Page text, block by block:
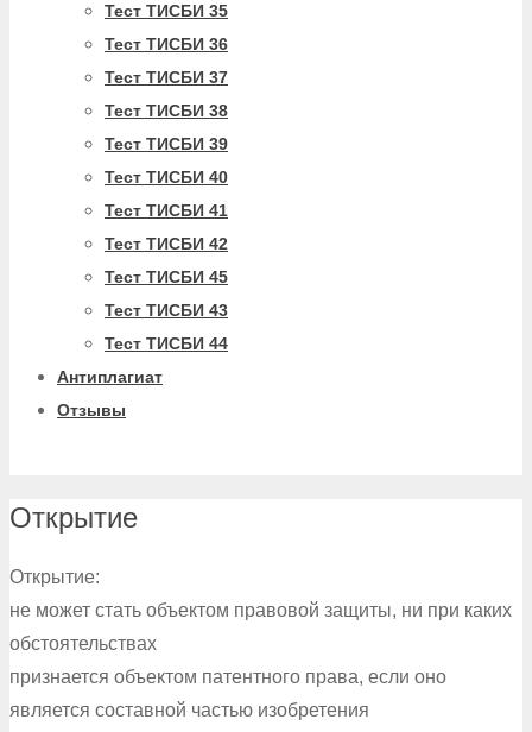
Тест ТИСБИ 35
Тест ТИСБИ 36
Тест ТИСБИ 37
Тест ТИСБИ 38
Тест ТИСБИ 39
Тест ТИСБИ 40
Тест ТИСБИ 41
Тест ТИСБИ 42
Тест ТИСБИ 45
Тест ТИСБИ 43
Тест ТИСБИ 44
Антиплагиат
Отзывы
Открытие
Открытие:
не может стать объектом правовой защиты, ни при каких
обстоятельствах
признается объектом патентного права, если оно
является составной частью изобретения